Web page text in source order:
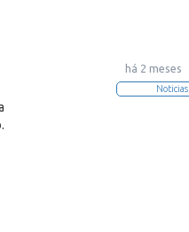
há 2 meses
Noticias